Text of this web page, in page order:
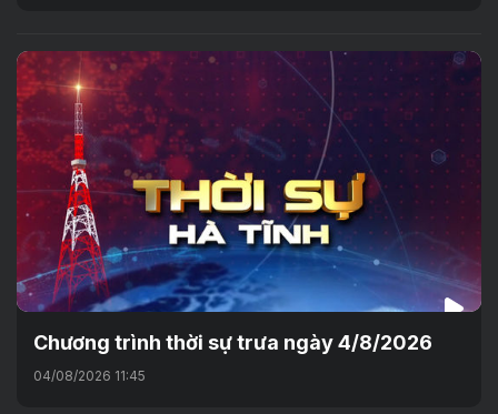
Chương trình thời sự trưa ngày 4/8/2026
04/08/2026 11:45